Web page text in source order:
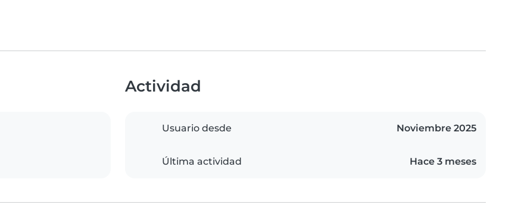
Actividad
Usuario desde Noviembre 2025
Última actividad Hace 3 meses